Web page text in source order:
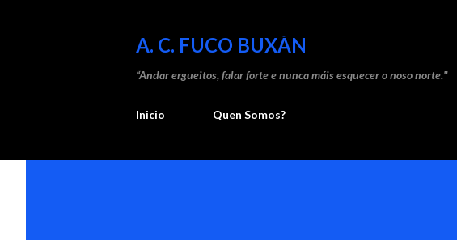
A. C. FUCO BUXÁN
“Andar ergueitos, falar forte e nunca máis esquecer o noso norte."
Inicio Quen Somos?